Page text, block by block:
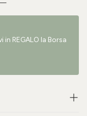
REGALO la Borsa